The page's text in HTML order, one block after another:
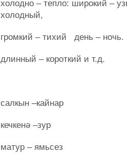
холодно – тепло: широкий –
холодный,
громкий – тихий день –
длинный – короткий и т.д.
салкын –кайнар
кечкенә –зур
матур – ямьсез